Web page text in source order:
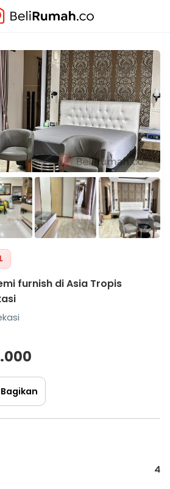
furnish di Asia Tropis
Bagikan
4